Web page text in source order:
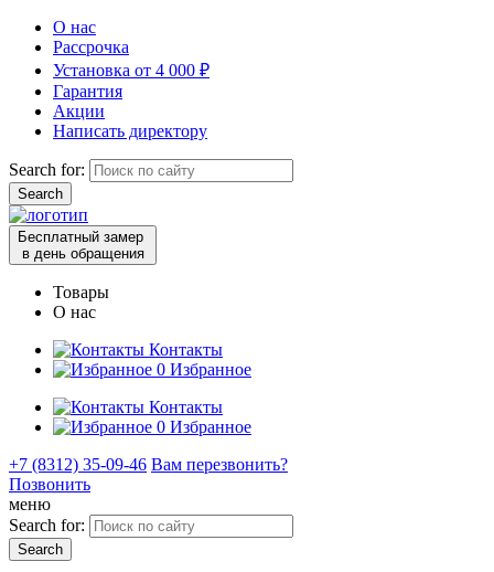
О нас
Рассрочка
Установка от 4 000 ₽
Гарантия
Акции
Написать директору
Search for:
Бесплатный замер
в день обращения
Товары
О нас
Контакты
0 Избранное
Контакты
0 Избранное
+7 (8312) 35-09-46 Вам перезвонить?
Позвонить
меню
Search for: